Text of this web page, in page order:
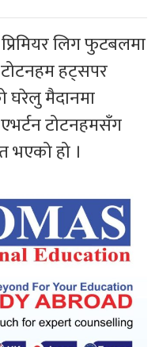
लिग फुटबलमा
हट्सपर
घरेलु मैदानमा
टोटनहमसँग
भएको हो ।